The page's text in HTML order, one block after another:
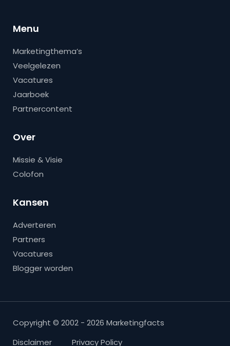
Menu
Marketingthema’s
Veelgelezen
Vacatures
Jaarboek
Partnercontent
Over
Missie & Visie
Colofon
Kansen
Adverteren
Partners
Vacatures
Blogger worden
Copyright © 2002 - 2026 Marketingfacts
Disclaimer
Privacy Policy